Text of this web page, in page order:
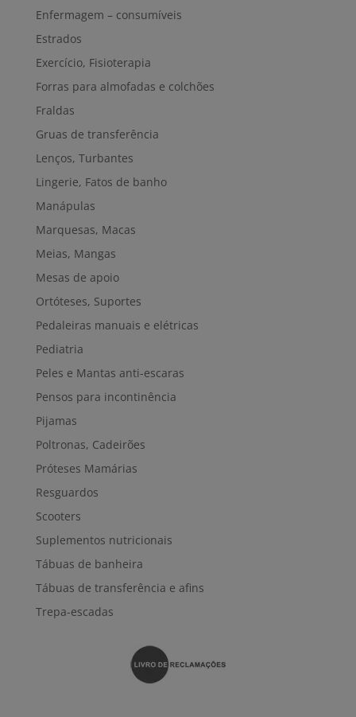
Enfermagem – consumíveis
Estrados
Exercício, Fisioterapia
Forras para almofadas e colchões
Fraldas
Gruas de transferência
Lenços, Turbantes
Lingerie, Fatos de banho
Manápulas
Marquesas, Macas
Meias, Mangas
Mesas de apoio
Ortóteses, Suportes
Pedaleiras manuais e elétricas
Pediatria
Peles e Mantas anti-escaras
Pensos para incontinência
Pijamas
Poltronas, Cadeirões
Próteses Mamárias
Resguardos
Scooters
Suplementos nutricionais
Tábuas de banheira
Tábuas de transferência e afins
Trepa-escadas